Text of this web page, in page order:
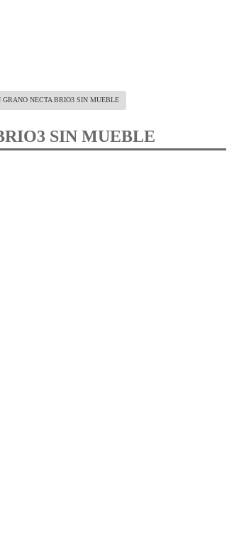
NECTA BRIO3 SIN MUEBLE
SIN MUEBLE